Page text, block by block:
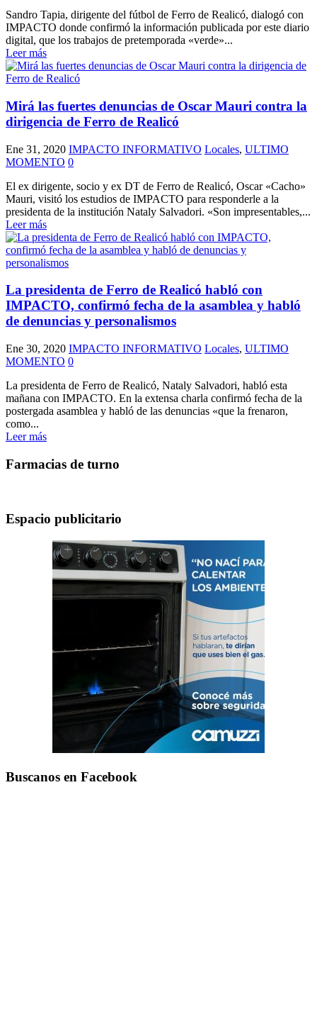
Sandro Tapia, dirigente del fútbol de Ferro de Realicó, dialogó con
IMPACTO donde confirmó la información publicada por este diario
digital, que los trabajos de pretemporada «verde»...
Leer más
Mirá las fuertes denuncias de Oscar Mauri contra la
dirigencia de Ferro de Realicó
Ene 31, 2020 IMPACTO INFORMATIVO Locales, ULTIMO
MOMENTO 0
El ex dirigente, socio y ex DT de Ferro de Realicó, Oscar «Cacho»
Mauri, visitó los estudios de IMPACTO para responderle a la
presidenta de la institución Nataly Salvadori. «Son impresentables,...
Leer más
La presidenta de Ferro de Realicó habló con
IMPACTO, confirmó fecha de la asamblea y habló
de denuncias y personalismos
Ene 30, 2020 IMPACTO INFORMATIVO Locales, ULTIMO
MOMENTO 0
La presidenta de Ferro de Realicó, Nataly Salvadori, habló esta
mañana con IMPACTO. En la extensa charla confirmó fecha de la
postergada asamblea y habló de las denuncias «que la frenaron,
como...
Leer más
Farmacias de turno
Espacio publicitario
Buscanos en Facebook